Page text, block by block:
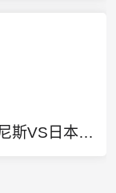
今天突尼斯VS日本直播